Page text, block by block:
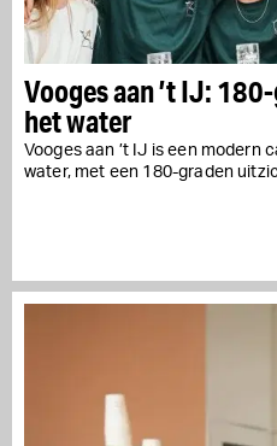
Vooges aan ’t IJ:
het water
Vooges aan ’t IJ is een
water, met een 180-graden